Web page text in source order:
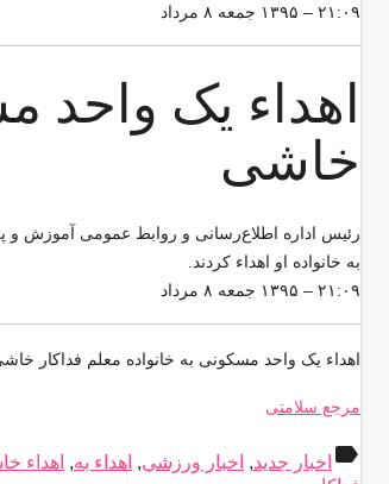
۲۱:۰۹ – ۱۳۹۵ جمعه ۸ مرداد
اهداء یک واحد
خاشی
رئیس اداره اطلاع‌رسانی و روابط عمومی آموزش
به خانواده او اهداء کردند.
۲۱:۰۹ – ۱۳۹۵ جمعه ۸ مرداد
اهداء یک واحد مسکونی به خانواده معلم فداکار
مرجع سلامتی
label اخبار جدید, اخبار ورزشی, اهداء به, اهداء